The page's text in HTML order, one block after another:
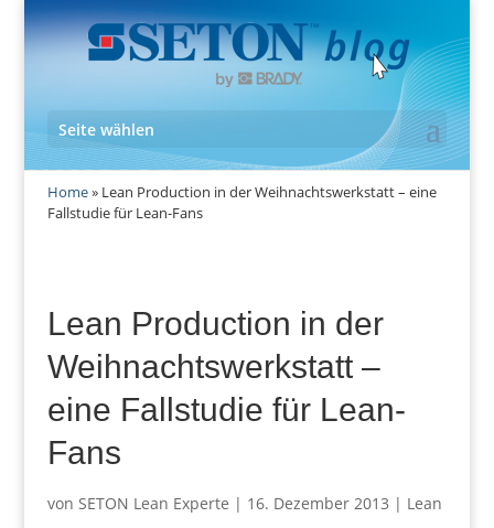
Seite wählen
Home» Lean Production in der Weihnachtswerkstatt – eine
Fallstudie für Lean-Fans
Lean Production in der
Weihnachtswerkstatt –
eine Fallstudie für Lean-
Fans
von SETON Lean Experte | 16. Dezember 2013 | Lean